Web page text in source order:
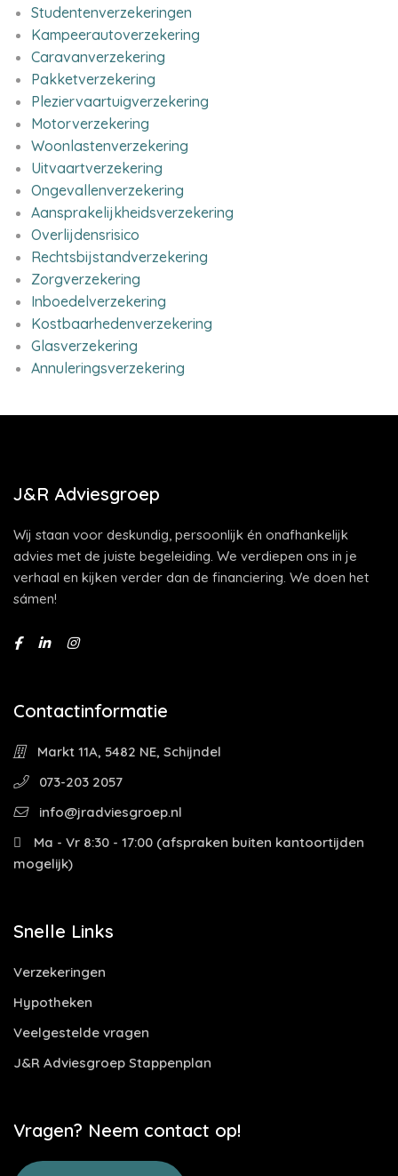
Studentenverzekeringen
Kampeerautoverzekering
Caravanverzekering
Pakketverzekering
Pleziervaartuigverzekering
Motorverzekering
Woonlastenverzekering
Uitvaartverzekering
Ongevallenverzekering
Aansprakelijkheidsverzekering
Overlijdensrisico
Rechtsbijstandverzekering
Zorgverzekering
Inboedelverzekering
Kostbaarhedenverzekering
Glasverzekering
Annuleringsverzekering
J&R Adviesgroep
Wij staan voor deskundig, persoonlijk én onafhankelijk
advies met de juiste begeleiding. We verdiepen ons in je
verhaal en kijken verder dan de financiering. We doen het
sámen!
Contactinformatie
Markt 11A, 5482 NE, Schijndel
073-203 2057
info@jradviesgroep.nl
Ma - Vr 8:30 - 17:00 (afspraken buiten kantoortijden
mogelijk)
Snelle Links
Verzekeringen
Hypotheken
Veelgestelde vragen
J&R Adviesgroep Stappenplan
Vragen? Neem contact op!